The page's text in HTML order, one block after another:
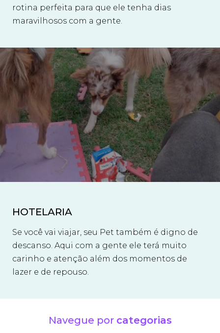
rotina perfeita para que ele tenha dias
maravilhosos com a gente.
HOTELARIA
Se você vai viajar, seu Pet também é digno de
descanso. Aqui com a gente ele terá muito
carinho e atenção além dos momentos de
lazer e de repouso.
Navegue por categorias